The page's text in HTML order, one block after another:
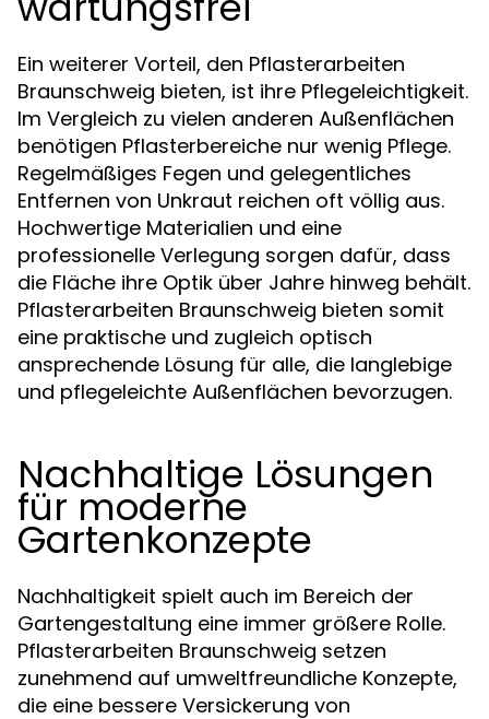
Ein weiterer Vorteil, den Pflasterarbeiten
Braunschweig bieten, ist ihre Pflegeleichtigkeit.
Im Vergleich zu vielen anderen Außenflächen
benötigen Pflasterbereiche nur wenig Pflege.
Regelmäßiges Fegen und gelegentliches
Entfernen von Unkraut reichen oft völlig aus.
Hochwertige Materialien und eine
professionelle Verlegung sorgen dafür, dass
die Fläche ihre Optik über Jahre hinweg behält.
Pflasterarbeiten Braunschweig bieten somit
eine praktische und zugleich optisch
ansprechende Lösung für alle, die langlebige
und pflegeleichte Außenflächen bevorzugen.
Nachhaltige Lösungen
für moderne
Gartenkonzepte
Nachhaltigkeit spielt auch im Bereich der
Gartengestaltung eine immer größere Rolle.
Pflasterarbeiten Braunschweig setzen
zunehmend auf umweltfreundliche Konzepte,
die eine bessere Versickerung von